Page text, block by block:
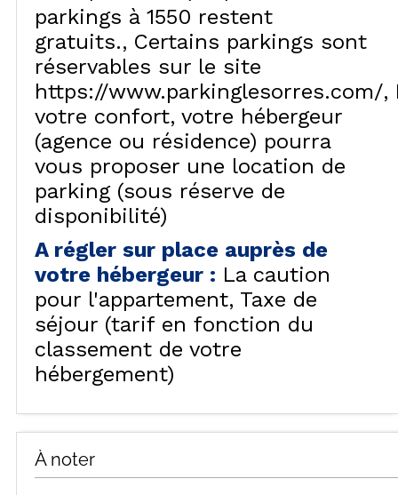
parkings à 1550 restent
gratuits.
Certains parkings sont
réservables sur le site
https://www.parkinglesorres.com/
votre confort, votre hébergeur
(agence ou résidence) pourra
vous proposer une location de
parking (sous réserve de
disponibilité)
A régler sur place auprès de
votre hébergeur : La caution
pour l'appartement Taxe de
séjour (tarif en fonction du
classement de votre
hébergement)
À noter